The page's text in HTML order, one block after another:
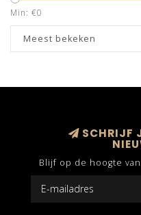
Min: €0
Meest bekeken
SCHRIJF
Blijf op de hoogte